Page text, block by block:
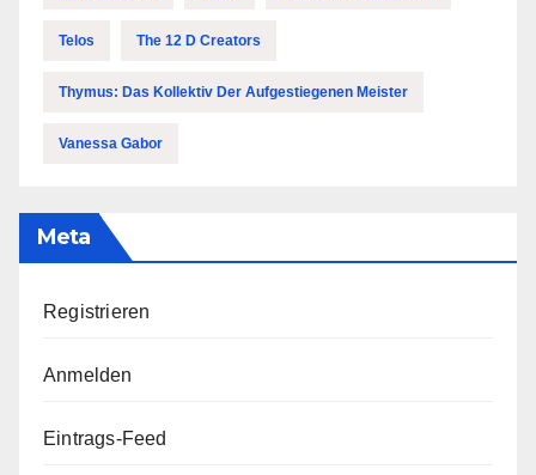
Telos The 12 D Creators
Thymus: Das Kollektiv Der Aufgestiegenen Meister
Vanessa Gabor
Meta
Registrieren
Anmelden
Eintrags-Feed